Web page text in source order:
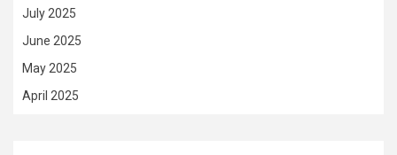
July 2025
June 2025
May 2025
April 2025